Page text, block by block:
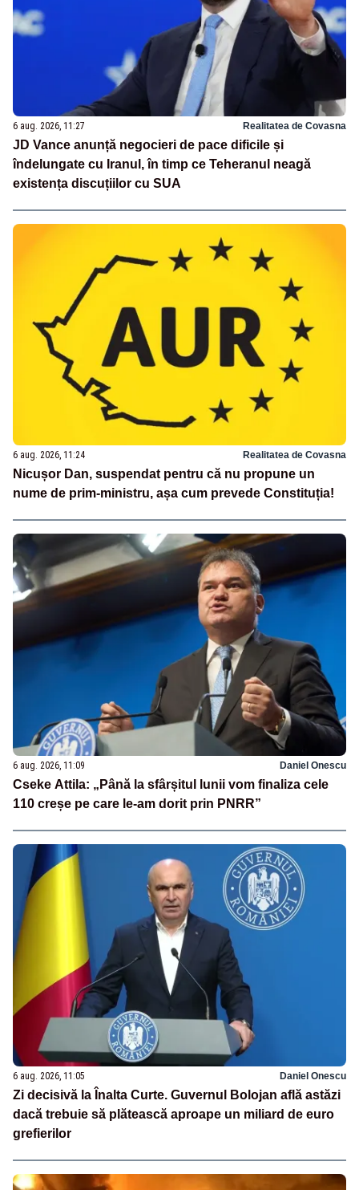
6 aug. 2026, 11:27 Realitatea de Covasna
JD Vance anunță negocieri de pace dificile și
îndelungate cu Iranul, în timp ce Teheranul neagă
existența discuțiilor cu SUA
6 aug. 2026, 11:24 Realitatea de Covasna
Nicușor Dan, suspendat pentru că nu propune un
nume de prim-ministru, așa cum prevede Constituția!
6 aug. 2026, 11:09 Daniel Onescu
Cseke Attila: „Până la sfârșitul lunii vom finaliza cele
110 creșe pe care le-am dorit prin PNRR”
6 aug. 2026, 11:05 Daniel Onescu
Zi decisivă la Înalta Curte. Guvernul Bolojan află astăzi
dacă trebuie să plătească aproape un miliard de euro
grefierilor